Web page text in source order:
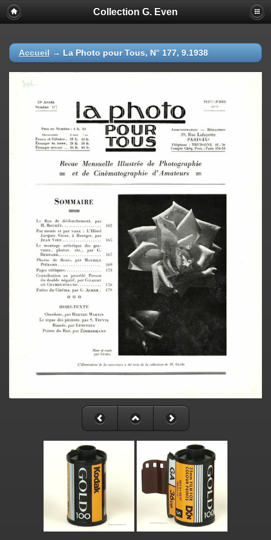
Collection G. Even
Accueil → La Photo pour Tous, N° 177, 9.1938